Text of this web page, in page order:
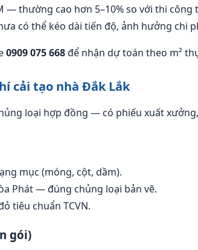
— thường cao hơn 5–10% so với thi công
có thể kéo dài tiến độ, ảnh hưởng chi
0909 075 668để nhận dự toán theo m²
cải tạo nhà Đắk Lắk
loại hợp đồng — có phiếu xuất
mục (móng, cột, dầm).
Phát — đúng chủng loại bản vẽ.
tiêu chuẩn TCVN.
gói)